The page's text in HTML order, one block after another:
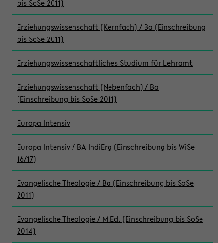
bis SoSe 2011)
Erziehungswissenschaft (Kernfach) / Ba (Einschreibung
bis SoSe 2011)
Erziehungswissenschaftliches Studium für Lehramt
Erziehungswissenschaft (Nebenfach) / Ba
(Einschreibung bis SoSe 2011)
Europa Intensiv
Europa Intensiv / BA IndiErg (Einschreibung bis WiSe
16/17)
Evangelische Theologie / Ba (Einschreibung bis SoSe
2011)
Evangelische Theologie / M.Ed. (Einschreibung bis SoSe
2014)